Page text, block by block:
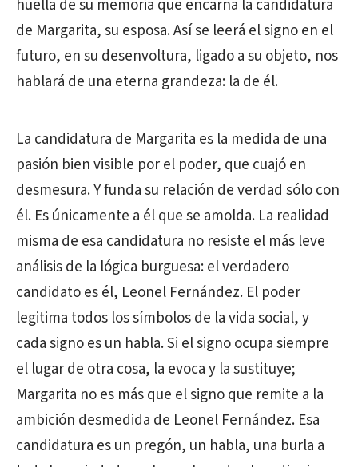
huella de su memoria que encarna la candidatura
de Margarita, su esposa. Así se leerá el signo en el
futuro, en su desenvoltura, ligado a su objeto, nos
hablará de una eterna grandeza: la de él.
La candidatura de Margarita es la medida de una
pasión bien visible por el poder, que cuajó en
desmesura. Y funda su relación de verdad sólo con
él. Es únicamente a él que se amolda. La realidad
misma de esa candidatura no resiste el más leve
análisis de la lógica burguesa: el verdadero
candidato es él, Leonel Fernández. El poder
legitima todos los símbolos de la vida social, y
cada signo es un habla. Si el signo ocupa siempre
el lugar de otra cosa, la evoca y la sustituye;
Margarita no es más que el signo que remite a la
ambición desmedida de Leonel Fernández. Esa
candidatura es un pregón, un habla, una burla a